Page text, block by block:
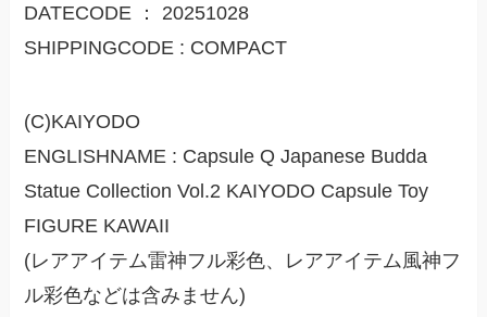
DATECODE ： 20251028
SHIPPINGCODE : COMPACT
(C)KAIYODO
ENGLISHNAME : Capsule Q Japanese Budda
Statue Collection Vol.2 KAIYODO Capsule Toy
FIGURE KAWAII
(レアアイテム雷神フル彩色、レアアイテム風神フ
ル彩色などは含みません)